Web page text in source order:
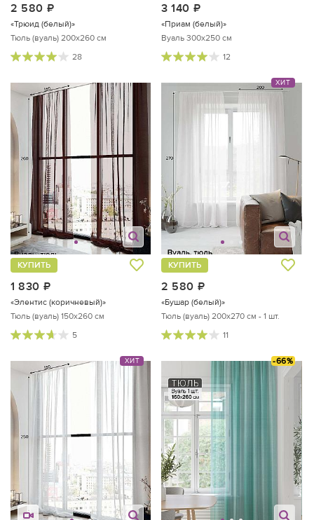
2 580
«Трюид (белый)»
Тюль (вуаль) 200х260 см
28
3 140
«Приам (белый)»
Вуаль 300х250 см
12
1 830
КУПИТЬ
«Элентис (коричневый)»
Тюль (вуаль) 150х260 см
5
ХИТ
2 580
КУПИТЬ
«Бушар (белый)»
Тюль (вуаль) 200х270 см - 1 шт.
11
ХИТ -66%